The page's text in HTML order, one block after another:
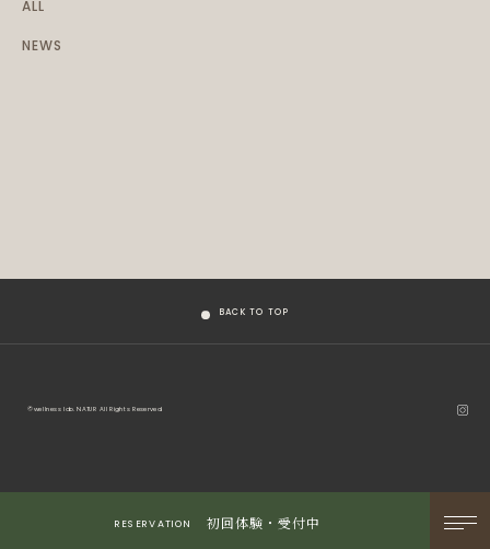
RESERVATION 初回体験・受付中
ALL
NEWS
BACK TO TOP
© wellness lab. NATUR All Rights Reserved.